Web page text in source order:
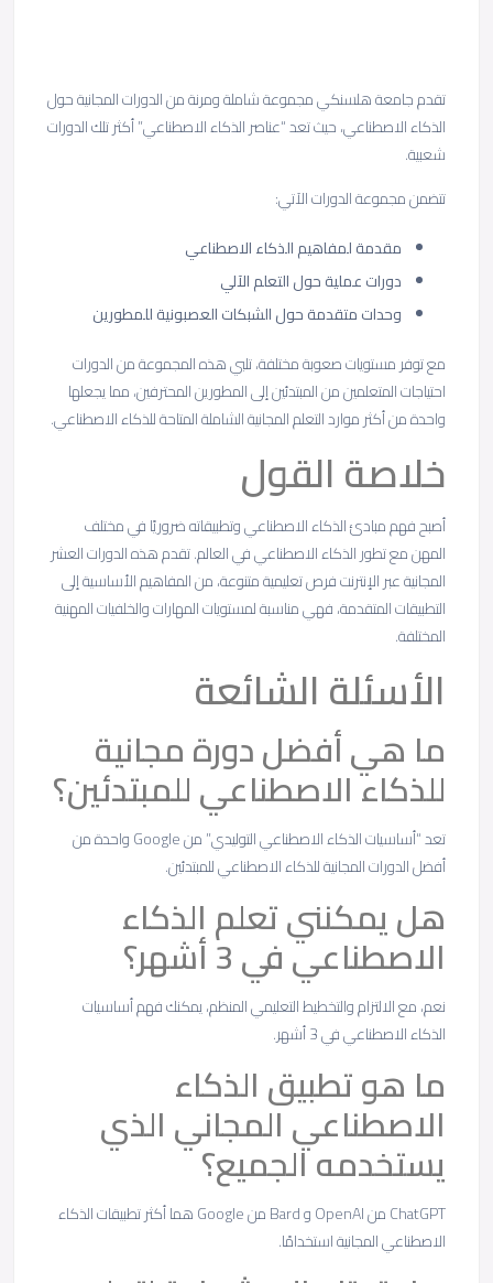
تقدم جامعة هلسنكي مجموعة شاملة ومرنة من الدورات المجانية حول
الذكاء الاصطناعي، حيث تعد “عناصر الذكاء الاصطناعي” أكثر تلك الدورات
شعبية.
تتضمن مجموعة الدورات الآتي:
مقدمة لمفاهيم الذكاء الاصطناعي
دورات عملية حول التعلم الآلي
وحدات متقدمة حول الشبكات العصبونية للمطورين
مع توفر مستويات صعوبة مختلفة، تلبي هذه المجموعة من الدورات
احتياجات المتعلمين من المبتدئين إلى المطورين المحترفين، مما يجعلها
واحدة من أكثر موارد التعلم المجانية الشاملة المتاحة للذكاء الاصطناعي.
خلاصة القول
أصبح فهم مبادئ الذكاء الاصطناعي وتطبيقاته ضروريًا في مختلف
المهن مع تطور الذكاء الاصطناعي في العالم. تقدم هذه الدورات العشر
المجانية عبر الإنترنت فرص تعليمية متنوعة، من المفاهيم الأساسية إلى
التطبيقات المتقدمة، فهي مناسبة لمستويات المهارات والخلفيات المهنية
المختلفة.
الأسئلة الشائعة
ما هي أفضل دورة مجانية
للذكاء الاصطناعي للمبتدئين؟
تعد “أساسيات الذكاء الاصطناعي التوليدي” من Google واحدة من
أفضل الدورات المجانية للذكاء الاصطناعي للمبتدئين.
هل يمكنني تعلم الذكاء
الاصطناعي في 3 أشهر؟
نعم، مع الالتزام والتخطيط التعليمي المنظم، يمكنك فهم أساسيات
الذكاء الاصطناعي في 3 أشهر.
ما هو تطبيق الذكاء
الاصطناعي المجاني الذي
يستخدمه الجميع؟
ChatGPT من OpenAI و Bard من Google هما أكثر تطبيقات الذكاء
الاصطناعي المجانية استخدامًا.